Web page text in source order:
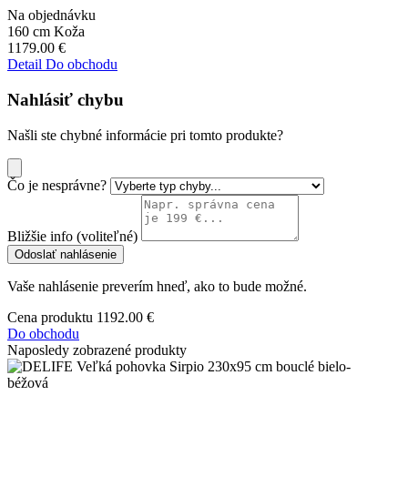
Na objednávku
160 cm Koža
1179.00 €
Detail Do obchodu
Nahlásiť chybu
Našli ste chybné informácie pri tomto produkte?
Čo je nesprávne?
Bližšie info (voliteľné)
Odoslať nahlásenie
Vaše nahlásenie preverím hneď, ako to bude možné.
Cena produktu 1192.00 €
Do obchodu
Naposledy zobrazené produkty